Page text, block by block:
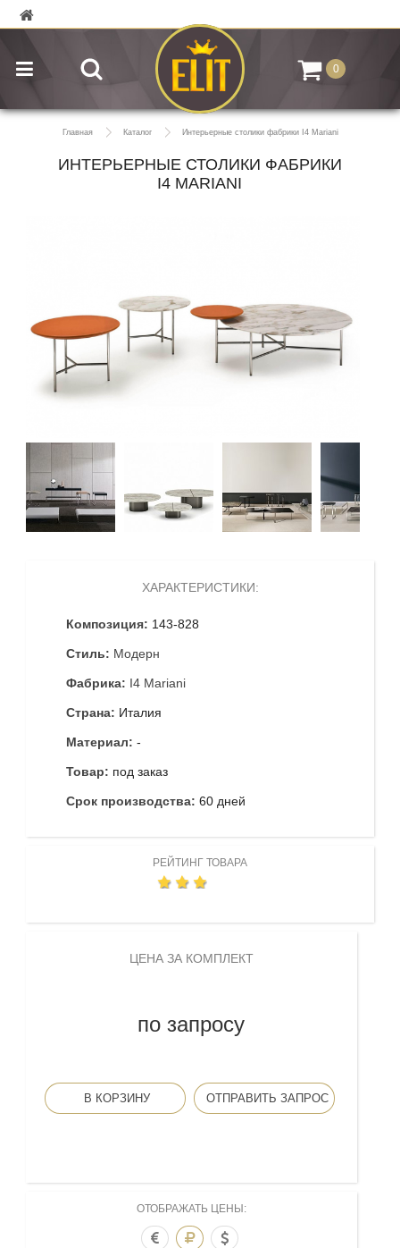
0
Главная Каталог Интерьерные столики фабрики I4 Mariani
ИНТЕРЬЕРНЫЕ СТОЛИКИ ФАБРИКИ
I4 MARIANI
ХАРАКТЕРИСТИКИ:
Композиция: 143-828
Стиль: Модерн
Фабрика: I4 Mariani
Страна: Италия
Материал: -
Товар: под заказ
Срок производства: 60 дней
РЕЙТИНГ ТОВАРА
ЦЕНА ЗА КОМПЛЕКТ
по запросу
В КОРЗИНУ ОТПРАВИТЬ ЗАПРОС
ОТОБРАЖАТЬ ЦЕНЫ: